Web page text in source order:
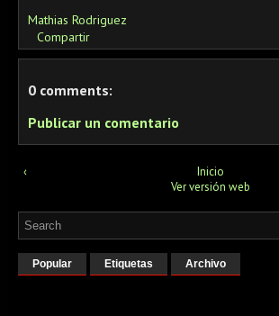
Mathias Rodriguez
Compartir
0 comments:
Publicar un comentario
‹
Inicio
Ver versión web
Popular Etiquetas Archivo